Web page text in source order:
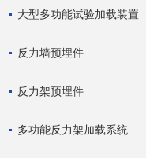
大型多功能试验加载装置
反力墙预埋件
反力架预埋件
多功能反力架加载系统